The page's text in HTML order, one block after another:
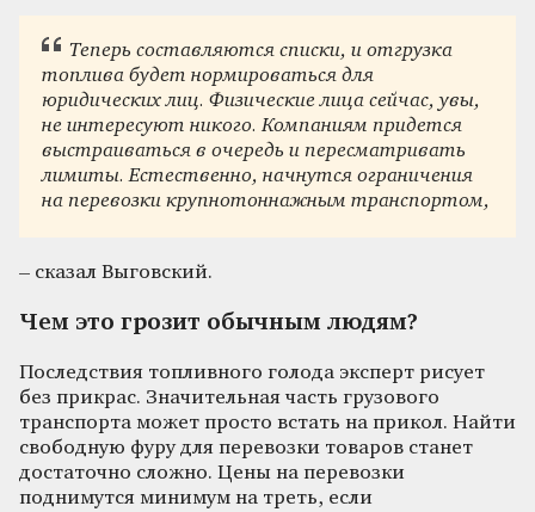
Теперь составляются списки, и отгрузка
топлива будет нормироваться для
юридических лиц. Физические лица сейчас, увы,
не интересуют никого. Компаниям придется
выстраиваться в очередь и пересматривать
лимиты. Естественно, начнутся ограничения
на перевозки крупнотоннажным транспортом,
– сказал Выговский.
Чем это грозит обычным людям?
Последствия топливного голода эксперт рисует
без прикрас. Значительная часть грузового
транспорта может просто встать на прикол. Найти
свободную фуру для перевозки товаров станет
достаточно сложно. Цены на перевозки
поднимутся минимум на треть, если